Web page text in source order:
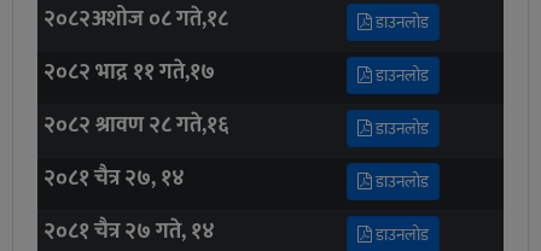
२०८२अशोज ०८ गते,१८ डाउनलोड
२०८२ भाद्र ११ गते,१७ डाउनलोड
२०८२ श्रावण २८ गते,१६ डाउनलोड
२०८१ चैत्र २७, १४ डाउनलोड
२०८१ चैत्र २७ गते, १४ डाउनलोड